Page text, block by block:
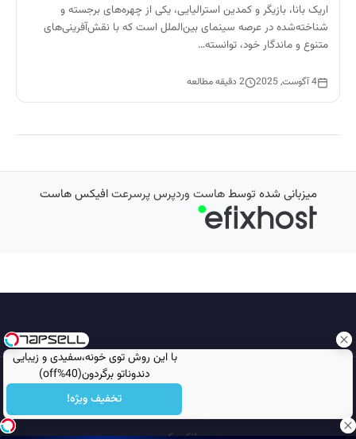
با این روش توی خونه،سفیدی و زیبایی
دندوناتو برگردون(40%off)
تخفیف ویژه!
اریک بانا، بازیگر و کمدین استرالیایی، یکی از چهره‌های برجسته و
شناخته‌شده در عرصه سینمای بین‌الملل است که با نقش‌آفرینی‌های
متنوع و ماندگار خود، توانسته…
4 آگوست, 2025 2 دقیقه مطالعه
میزبانی شده توسطهاست وردپرس پرسرعتافیکس هاست
تمامی حقوق محفوظ است © 2026
مجله نورگرام
انجمن نورگرام